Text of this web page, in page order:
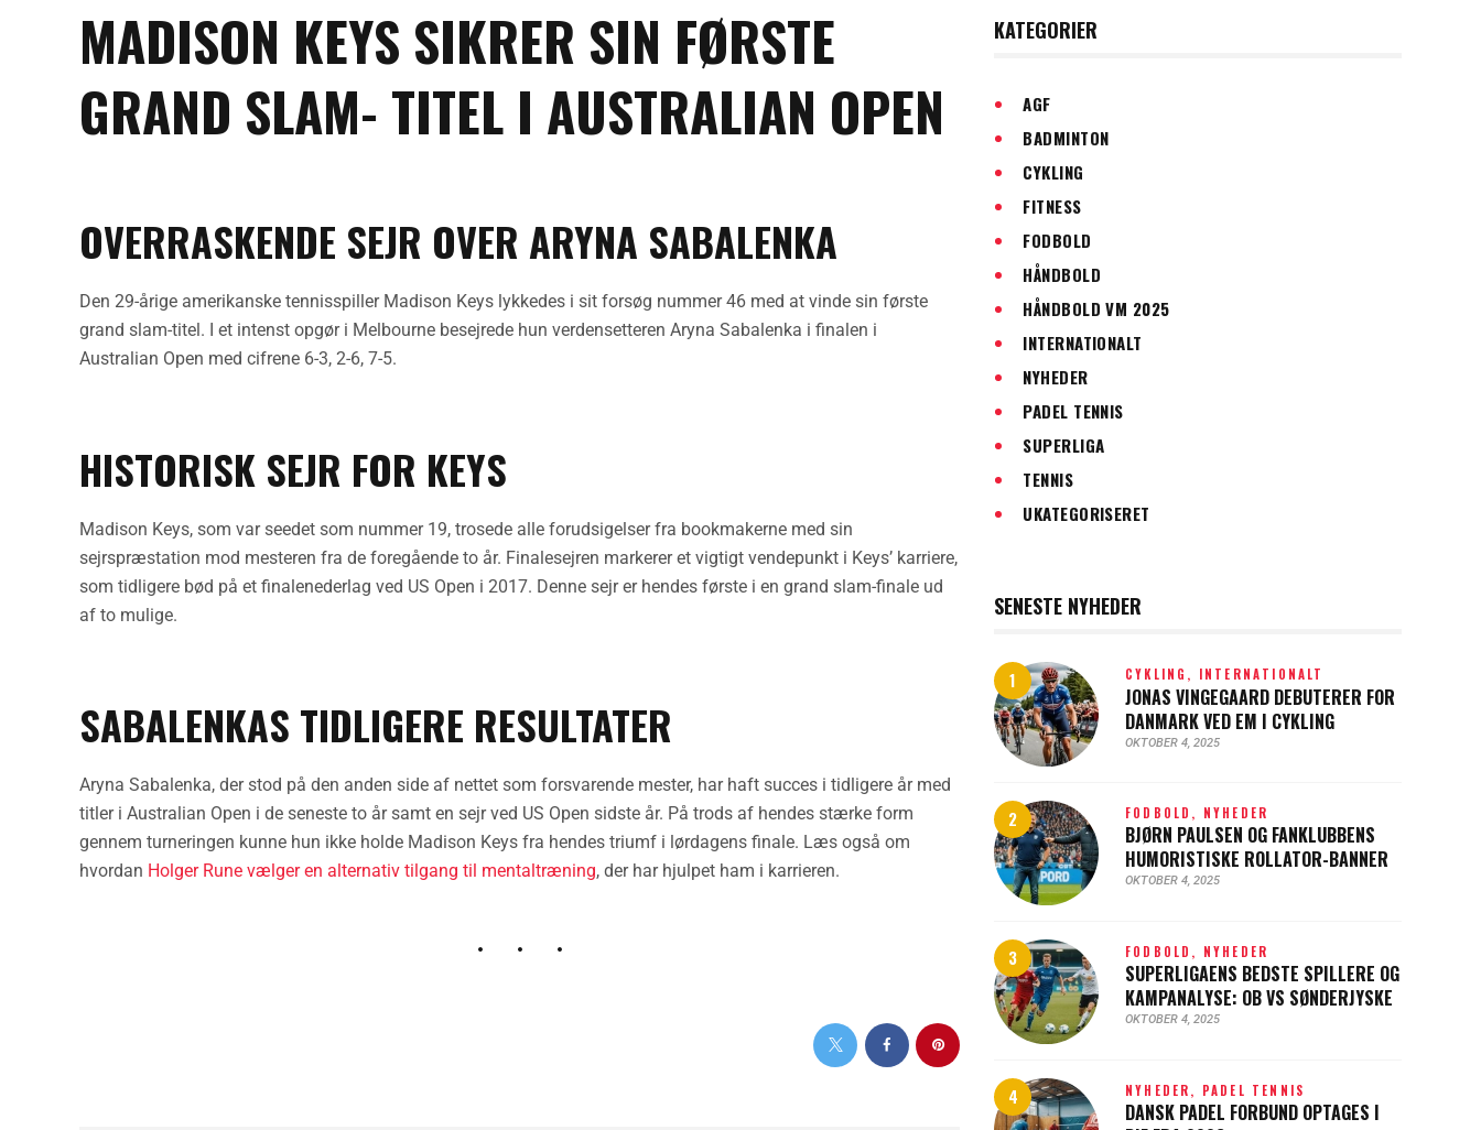
MADISON KEYS SIKRER SIN FØRSTE
GRAND SLAM- TITEL I AUSTRALIAN OPEN
OVERRASKENDE SEJR OVER ARYNA SABALENKA
Den 29-årige amerikanske tennisspiller Madison Keys lykkedes i sit forsøg nummer 46 med at vinde sin første
grand slam-titel. I et intenst opgør i Melbourne besejrede hun verdensetteren Aryna Sabalenka i finalen i
Australian Open med cifrene 6-3, 2-6, 7-5.
HISTORISK SEJR FOR KEYS
Madison Keys, som var seedet som nummer 19, trosede alle forudsigelser fra bookmakerne med sin
sejrspræstation mod mesteren fra de foregående to år. Finalesejren markerer et vigtigt vendepunkt i Keys’ karriere,
som tidligere bød på et finalenederlag ved US Open i 2017. Denne sejr er hendes første i en grand slam-finale ud
af to mulige.
SABALENKAS TIDLIGERE RESULTATER
Aryna Sabalenka, der stod på den anden side af nettet som forsvarende mester, har haft succes i tidligere år med
titler i Australian Open i de seneste to år samt en sejr ved US Open sidste år. På trods af hendes stærke form
gennem turneringen kunne hun ikke holde Madison Keys fra hendes triumf i lørdagens finale. Læs også om
hvordan Holger Rune vælger en alternativ tilgang til mentaltræning, der har hjulpet ham i karrieren.
KATEGORIER
AGF
BADMINTON
CYKLING
FITNESS
FODBOLD
HÅNDBOLD
HÅNDBOLD VM 2025
INTERNATIONALT
NYHEDER
PADEL TENNIS
SUPERLIGA
TENNIS
UKATEGORISERET
SENESTE NYHEDER
CYKLING, INTERNATIONALT
JONAS VINGEGAARD DEBUTERER FOR
DANMARK VED EM I CYKLING
OKTOBER 4, 2025
FODBOLD, NYHEDER
BJØRN PAULSEN OG FANKLUBBENS
HUMORISTISKE ROLLATOR-BANNER
OKTOBER 4, 2025
FODBOLD, NYHEDER
SUPERLIGAENS BEDSTE SPILLERE OG
KAMPANALYSE: OB VS SØNDERJYSKE
OKTOBER 4, 2025
NYHEDER, PADEL TENNIS
DANSK PADEL FORBUND OPTAGES I